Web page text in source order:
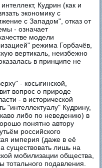
Кудрин (как и
экономику с
с Западом", отказ от
- означает
модели
режима Горбачёв,
вертикаль, неизбежно
в принципе не
- косыгинской,
вопрос о природе
- в исторической
"интеллектуалу" Кудрину,
либо по неведению) в
понятно автору
российского
империя (даже в её
существовать лишь на
мобилизации общества,
тотального подавления.